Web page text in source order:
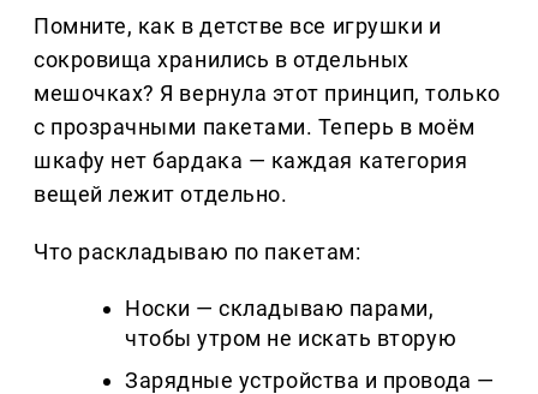
Помните, как в детстве все игрушки и
сокровища хранились в отдельных
мешочках? Я вернула этот принцип, только
с прозрачными пакетами. Теперь в моём
шкафу нет бардака — каждая категория
вещей лежит отдельно.
Что раскладываю по пакетам:
Носки — складываю парами,
чтобы утром не искать вторую
Зарядные устройства и провода —